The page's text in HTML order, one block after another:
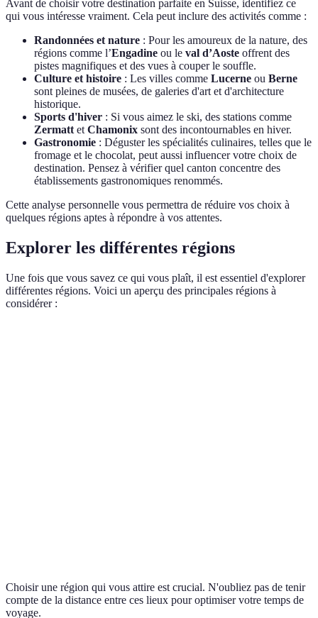
Avant de choisir votre destination parfaite en Suisse, identifiez ce
qui vous intéresse vraiment. Cela peut inclure des activités comme :
Randonnées et nature : Pour les amoureux de la nature, des
régions comme l’Engadine ou le val d’Aoste offrent des
pistes magnifiques et des vues à couper le souffle.
Culture et histoire : Les villes comme Lucerne ou Berne
sont pleines de musées, de galeries d'art et d'architecture
historique.
Sports d'hiver : Si vous aimez le ski, des stations comme
Zermatt et Chamonix sont des incontournables en hiver.
Gastronomie : Déguster les spécialités culinaires, telles que le
fromage et le chocolat, peut aussi influencer votre choix de
destination. Pensez à vérifier quel canton concentre des
établissements gastronomiques renommés.
Cette analyse personnelle vous permettra de réduire vos choix à
quelques régions aptes à répondre à vos attentes.
Explorer les différentes régions
Une fois que vous savez ce qui vous plaît, il est essentiel d'explorer
différentes régions. Voici un aperçu des principales régions à
considérer :
Choisir une région qui vous attire est crucial. N'oubliez pas de tenir
compte de la distance entre ces lieux pour optimiser votre temps de
voyage.